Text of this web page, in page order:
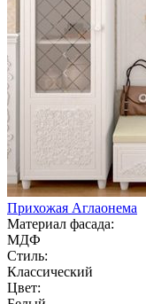
Прихожая Аглаонема
Материал фасада:
МДФ
Стиль:
Классический
Цвет: